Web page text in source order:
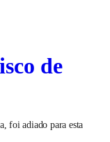
de
foi adiado para esta